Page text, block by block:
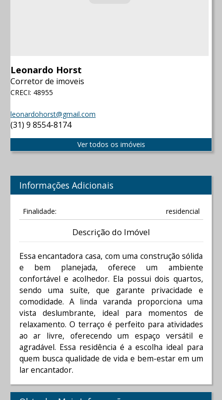
Leonardo Horst
Corretor de imoveis
CRECI: 48955
leonardohorst@gmail.com
(31) 9 8554-8174
Ver todos os imóveis
Informações Adicionais
Finalidade: residencial
Descrição do Imóvel
Essa encantadora casa, com uma construção sólida
e bem planejada, oferece um ambiente
confortável e acolhedor. Ela possui dois quartos,
sendo uma suíte, que garante privacidade e
comodidade. A linda varanda proporciona uma
vista deslumbrante, ideal para momentos de
relaxamento. O terraço é perfeito para atividades
ao ar livre, oferecendo um espaço versátil e
agradável. Essa residência é a escolha ideal para
quem busca qualidade de vida e bem-estar em um
lar encantador.